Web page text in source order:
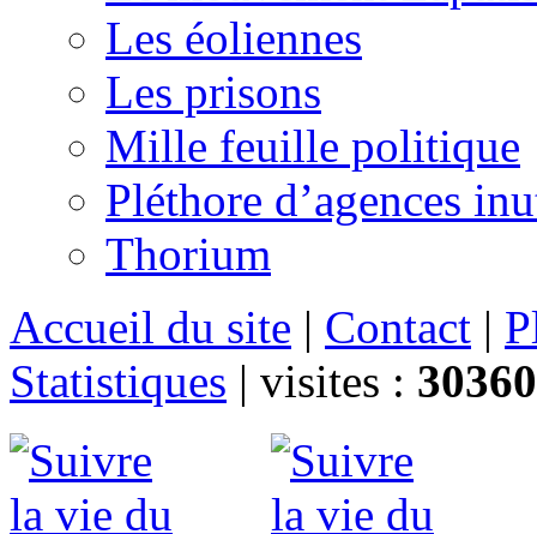
Les éoliennes
Les prisons
Mille feuille politique
Pléthore d’agences
Thorium
Accueil du site | Contact |
Statistiques | visites :